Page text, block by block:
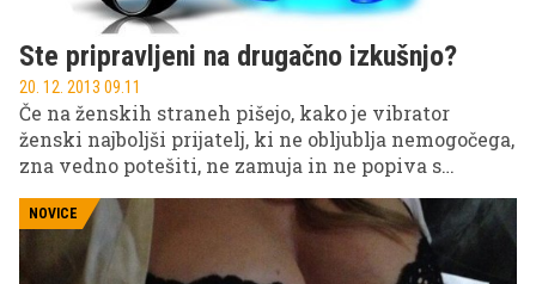
Ste pripravljeni na drugačno izkušnjo?
20. 12. 2013 09.11
Če na ženskih straneh pišejo, kako je vibrator
ženski najboljši prijatelj, ki ne obljublja nemogočega,
zna vedno potešiti, ne zamuja in ne popiva s
romantičnih komedijah in srkal vročo čokolado s
smetano, lahko tudi na moški strani naštejemo
nekaj prednosti umetne vagine.
NOVICE